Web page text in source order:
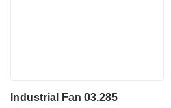
Industrial Fan 03.285